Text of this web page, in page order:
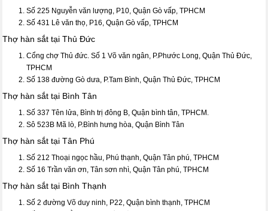
Số 225 Nguyễn văn lượng, P10, Quận Gò vấp, TPHCM
Số 431 Lê văn thọ, P16, Quận Gò vấp, TPHCM
Thợ hàn sắt tại Thủ Đức
Cổng chợ Thủ đức. Số 1 Võ văn ngân, P.Phước Long, Quận Thủ Đức,
TPHCM
Số 138 đường Gò dưa, P.Tam Bình, Quận Thủ Đức, TPHCM
Thợ hàn sắt tại Bình Tân
Số 337 Tên lửa, Bình trị đông B, Quận bình tân, TPHCM.
Sô 523B Mã lò, P.Bình hưng hòa, Quận Bình Tân
Thợ hàn sắt tại Tân Phú
Số 212 Thoại ngọc hầu, Phú thạnh, Quận Tân phú, TPHCM
Số 16 Trần văn ơn, Tân sơn nhì, Quận Tân phú, TPHCM
Thợ hàn sắt tại Bình Thạnh
Số 2 đường Võ duy ninh, P22, Quận bình thạnh, TPHCM